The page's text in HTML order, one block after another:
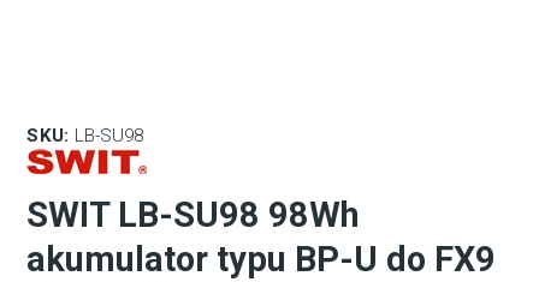
SKU: LB-SU98
SWIT LB-SU98 98Wh
akumulator typu BP-U do FX9